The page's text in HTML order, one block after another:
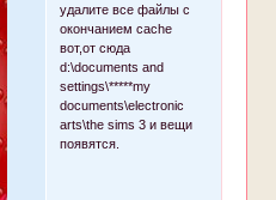
удалите все файлы с
окончанием cache
вот,от сюда
d:\documents and
settings\*****my
documents\electronic
arts\the sims 3 и вещи
появятся.